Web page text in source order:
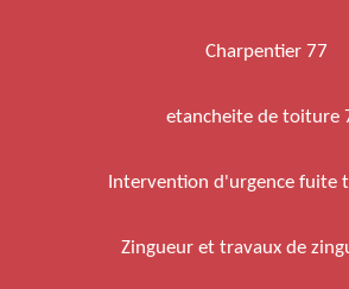
Charpentier 77
etancheite de toiture
Intervention d'urgence fuite
Zingueur et travaux de